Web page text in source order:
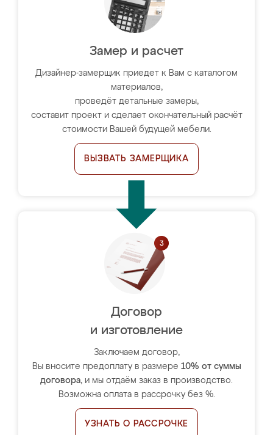
Замер и расчет
Дизайнер-замерщик приедет к Вам с каталогом
материалов,
проведёт детальные замеры,
составит проект и сделает окончательный расчёт
стоимости Вашей будущей мебели.
ВЫЗВАТЬ ЗАМЕРЩИКА
Договор
и изготовление
Заключаем договор,
Вы вносите предоплату в размере 10% от суммы
договора, и мы отдаём заказ в производство.
Возможна оплата в рассрочку без %.
УЗНАТЬ О РАССРОЧКЕ